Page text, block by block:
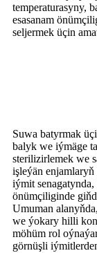
temperaturasyny,
esasanam
seljermek üçin
Suwa batyrmak
balyk we iýmäge
sterilizirlemek we
işleýän
iýmit
önümçiliginde
Umuman
we ýokary hilli
möhüm rol
görnüşli